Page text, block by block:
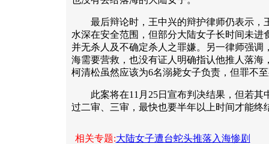
最后辩论时，王中兴的辩护律师仍表示，
水深在安全范围，但部分大陆女子长时间未进
并无杀人及不确定杀人之罪嫌。另一律师强调
海需要营救，也没有证人明确指认他推人落海
柯清松虽然应该为6名溺毙女子负责，但罪不
此案将在11月25日宣布判决结果，但若其
过二审、三审，最快也要半年以上时间才能终
相关专题:大陆女子遭台蛇头推落入海惨剧